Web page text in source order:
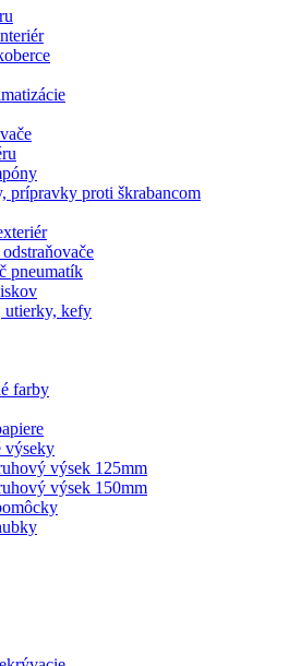
prípravky proti škrabancom
pneumatík
utierky, kefy
farby
výseky
výsek 125mm
výsek 150mm